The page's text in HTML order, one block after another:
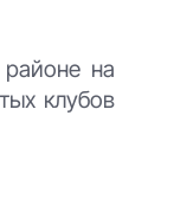
на
клубов